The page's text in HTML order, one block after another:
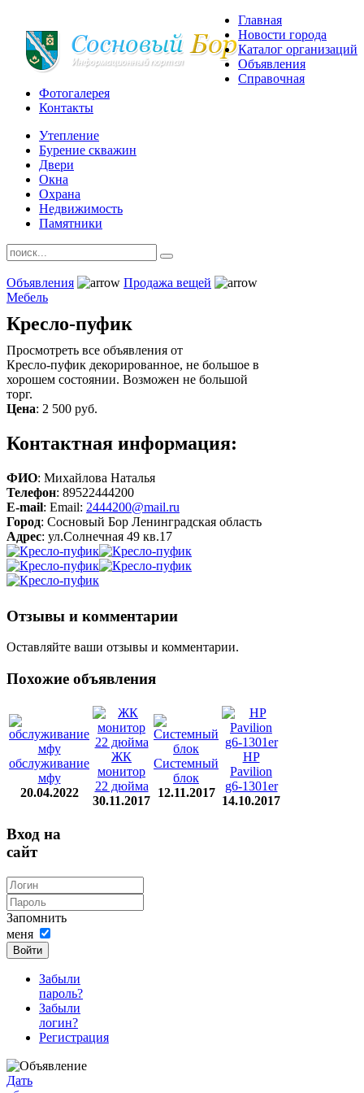
Главная
Новости города
Каталог организаций
Объявления
Справочная
Фотогалерея
Контакты
Утепление
Бурение скважин
Двери
Окна
Охрана
Недвижимость
Памятники
Объявления
Продажа вещей
Мебель
Кресло-пуфик
Просмотреть все объявления от
Кресло-пуфик декорированное, не большое в
хорошем состоянии. Возможен не большой
торг.
Цена: 2 500 руб.
Контактная информация:
ФИО: Михайлова Наталья
Телефон: 89522444200
E-mail: Email: 2444200@mail.ru
Город: Сосновый Бор Ленинградская область
Адрес: ул.Солнечная 49 кв.17
Отзывы и комментарии
Оставляйте ваши отзывы и комментарии.
Похожие объявления
обслуживание
мфу
20.04.2022
ЖК
монитор
22 дюйма
30.11.2017
Системный
блок
12.11.2017
HP
Pavilion
g6-1301er
14.10.2017
Вход на
сайт
Запомнить
меня
Войти
Забыли
пароль?
Забыли
логин?
Регистрация
Дать